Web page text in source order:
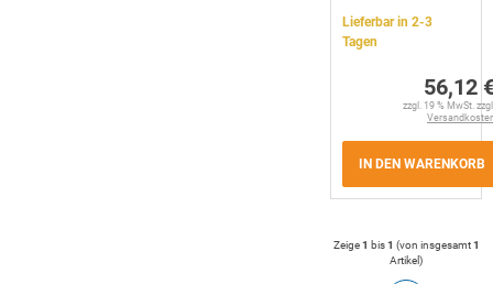
Lieferbar in 2-3
Tagen
56,12
zzgl. 19 % MwSt.
IN DEN WARENKORB
Zeige1 bis1 (von insgesamt1
Artikel)